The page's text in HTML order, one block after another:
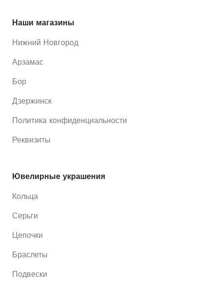
Наши магазины
Нижний Новгород
Арзамас
Бор
Дзержинск
Политика конфиденциальности
Реквизиты
Ювелирные украшения
Кольца
Серьги
Цепочки
Браслеты
Подвески